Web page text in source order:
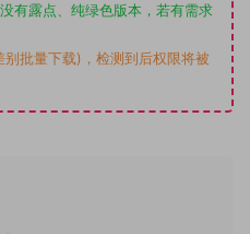
有露点、纯绿色版本，若有需求
批量下载)，检测到后权限将被